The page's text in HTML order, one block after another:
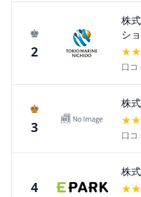
♚
2
株
シ
★★
口コ
♚
3
株
★★
口コ
4
株
★★